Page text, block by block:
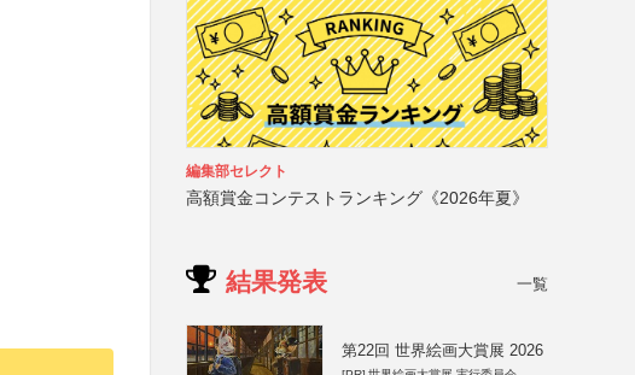
編集部セレクト
高額賞金コンテストランキング《2026年夏》
結果発表 一覧
第22回 世界絵画大賞展 2026